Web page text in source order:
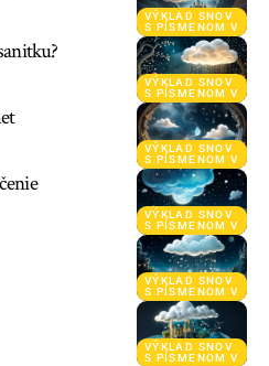
VÝKLAD SNOV
S PÍSMENOM V
VÝKLAD SNOV
S PÍSMENOM V
VÝKLAD SNOV
S PÍSMENOM V
VÝKLAD SNOV
S PÍSMENOM V
VÝKLAD SNOV
S PÍSMENOM V
VÝKLAD SNOV
S PÍSMENOM V